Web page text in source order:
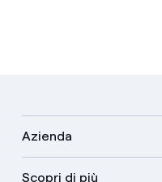
Azienda
Scopri di più